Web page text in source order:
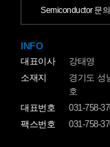
Semiconductor 문의
INFO
대표이사
강태영
소재지
경기도 성
호
대표번호
031-758-
팩스번호
031-758-